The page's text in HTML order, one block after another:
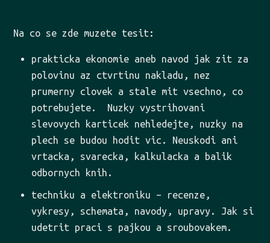
Na co se zde muzete tesit:
prakticka ekonomie aneb navod jak zit za
polovinu az ctvrtinu nakladu, nez
prumerny clovek a stale mit vsechno, co
potrebujete. Nuzky vystrihovani
slevovych karticek nehledejte, nuzky na
plech se budou hodit vic. Neuskodi ani
vrtacka, svarecka, kalkulacka a balik
odbornych knih.
techniku a elektroniku – recenze,
vykresy, schemata, navody, upravy. Jak si
udetrit praci s pajkou a sroubovakem.